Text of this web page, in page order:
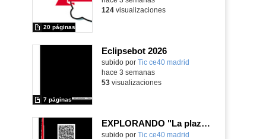
20 páginas
124visualizaciones
Eclipsebot 2026
subido por Tic ce40 madrid
7 páginas
hace 3 semanas
53visualizaciones
EXPLORANDO "La plaza tiene una torre" con MachaBOT
subido por Tic ce40 madrid